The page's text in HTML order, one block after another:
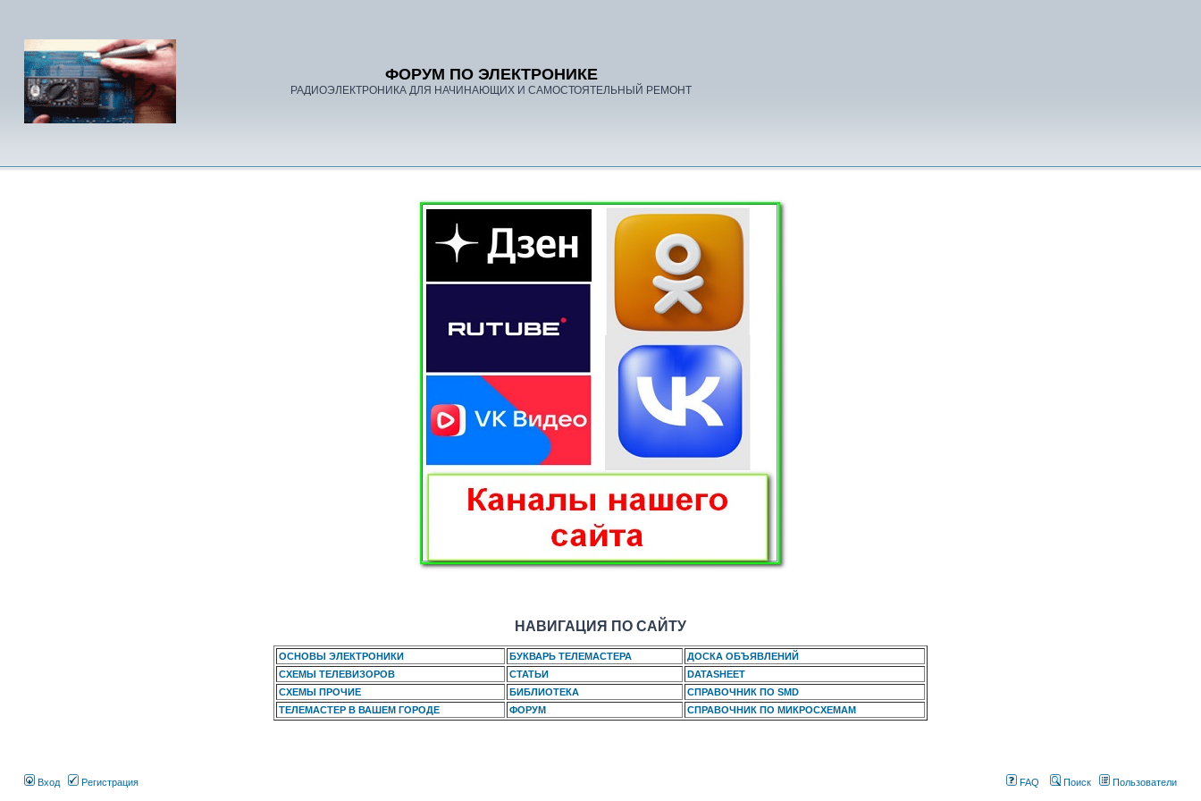
ФОРУМ ПО ЭЛЕКТРОНИКЕ
РАДИОЭЛЕКТРОНИКА ДЛЯ НАЧИНАЮЩИХ И САМОСТОЯТЕЛЬНЫЙ РЕМОНТ
НАВИГАЦИЯ ПО САЙТУ
ОСНОВЫ ЭЛЕКТРОНИКИ БУКВАРЬ ТЕЛЕМАСТЕРА
ДОСКА ОБЪЯВЛЕНИЙ
СХЕМЫ ТЕЛЕВИЗОРОВ
СТАТЬИ
DATASHEET
СХЕМЫ ПРОЧИЕ
БИБЛИОТЕКА
СПРАВОЧНИК ПО SMD
ТЕЛЕМАСТЕР В ВАШЕМ ГОРОДЕ
ФОРУМ СПРАВОЧНИК ПО МИКРОСХЕМАМ
Вход Регистрация FAQ Поиск Пользователи